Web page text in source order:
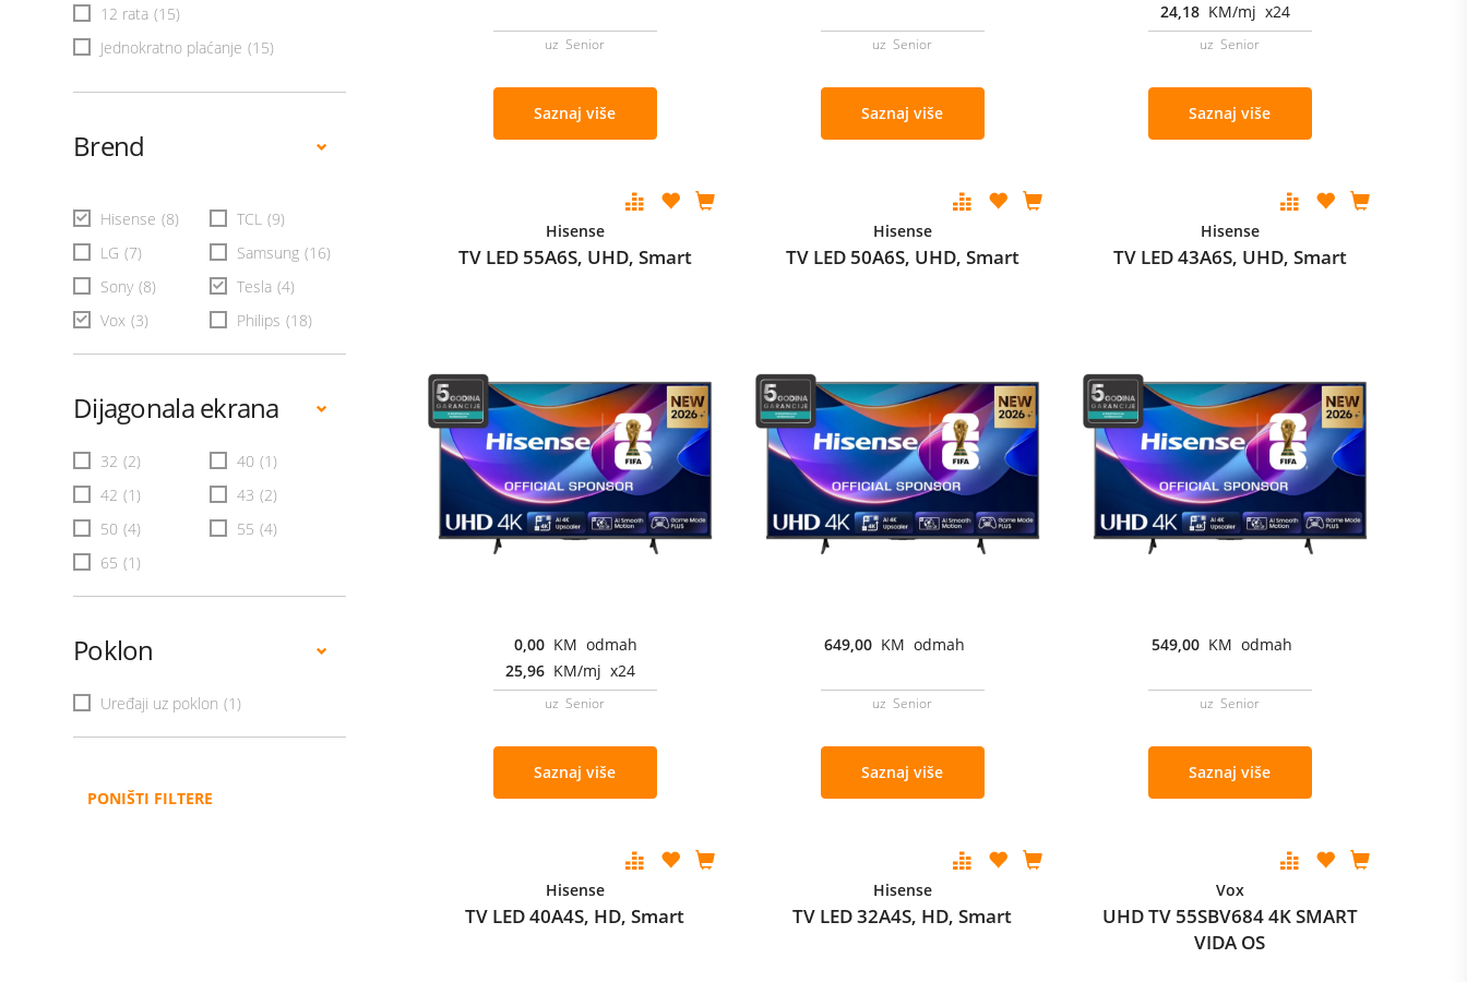
12 rata (15)
Jednokratno plaćanje (15)
Brend
Hisense (8) TCL (9)
LG (7) Samsung (16)
Sony (8) Tesla (4)
Vox (3) Philips (18)
Dijagonala ekrana
32 (2) 40 (1)
42 (1) 43 (2)
50 (4) 55 (4)
65 (1)
Poklon
Uređaji uz poklon (1)
PONIŠTI FILTERE
uz Senior
Saznaj više
uz Senior
Saznaj više
24,18 KM/mj x24
uz Senior
Saznaj više
Hisense
TV LED 55A6S, UHD, Smart
0,00 KM odmah
25,96 KM/mj x24
uz Senior
Saznaj više
Hisense
TV LED 50A6S, UHD, Smart
649,00 KM odmah
uz Senior
Saznaj više
Hisense
TV LED 43A6S, UHD, Smart
549,00 KM odmah
uz Senior
Saznaj više
Hisense
TV LED 40A4S, HD, Smart
Hisense
TV LED 32A4S, HD, Smart
Vox
UHD TV 55SBV684 4K SMART
VIDA OS